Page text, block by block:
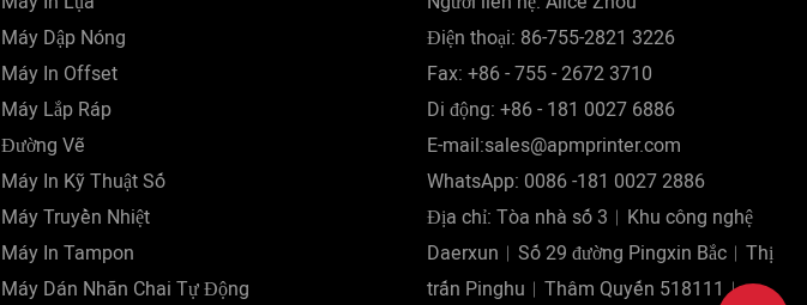
đáo về cấu trúc và phong cách thiết kế. Về
tính năng, chúng tôi cố gắng làm cho sản
phẩm trở nên nổi bật bằng cách sử dụng
nguyên liệu thô cao cấp.
Máy Dập Nóng
Máy In Offset
Máy Lắp Ráp
Đường Vẽ
Máy In Kỹ Thuật Số
Máy Truyền Nhiệt
Máy In Tampon
Máy Dán Nhãn Chai Tự Động
Điện thoại: 86-755-2821 3226
Fax: +86 - 755 - 2672 3710
Di động: +86 - 181 0027 6886
E-mail:sales@apmprinter.com
WhatsApp: 0086 -181 0027 2886
Địa chỉ: Tòa nhà số 3︱Khu công nghệ
Daerxun︱Số 29 đường Pingxin Bắc︱Thị
trấn Pinghu︱Thâm Quyến 518111︱